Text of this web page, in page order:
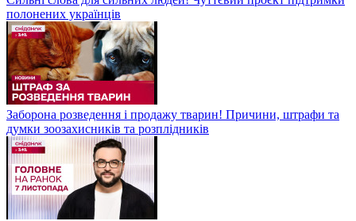
полонених українців
Заборона розведення і продажу тварин! Причини, штрафи та
думки зоозахисників та розплідників